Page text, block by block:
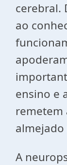
cerebral.
ao
ensino e
remetem
almejado
A